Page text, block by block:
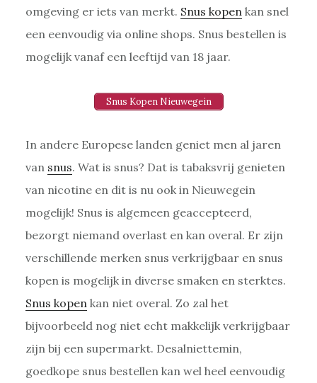
omgeving er iets van merkt. Snus kopen kan snel
een eenvoudig via online shops. Snus bestellen is
mogelijk vanaf een leeftijd van 18 jaar.
Snus Kopen Nieuwegein
In andere Europese landen geniet men al jaren
van snus. Wat is snus? Dat is tabaksvrij genieten
van nicotine en dit is nu ook in Nieuwegein
mogelijk! Snus is algemeen geaccepteerd,
bezorgt niemand overlast en kan overal. Er zijn
verschillende merken snus verkrijgbaar en snus
kopen is mogelijk in diverse smaken en sterktes.
Snus kopen kan niet overal. Zo zal het
bijvoorbeeld nog niet echt makkelijk verkrijgbaar
zijn bij een supermarkt. Desalniettemin,
goedkope snus bestellen kan wel heel eenvoudig